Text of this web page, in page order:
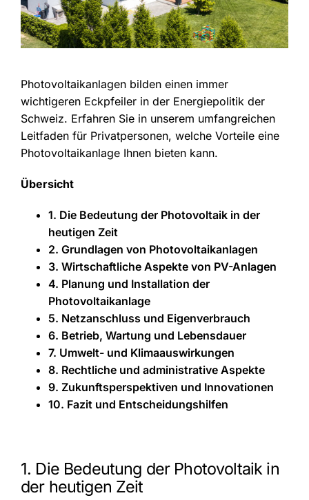
Photovoltaikanlagen bilden einen immer
wichtigeren Eckpfeiler in der Energiepolitik der
Schweiz. Erfahren Sie in unserem umfangreichen
Leitfaden für Privatpersonen, welche Vorteile eine
Photovoltaikanlage Ihnen bieten kann.
Übersicht
1. Die Bedeutung der Photovoltaik in der
heutigen Zeit
2. Grundlagen von Photovoltaikanlagen
3. Wirtschaftliche Aspekte von PV-Anlagen
4. Planung und Installation der
Photovoltaikanlage
5. Netzanschluss und Eigenverbrauch
6. Betrieb, Wartung und Lebensdauer
7. Umwelt- und Klimaauswirkungen
8. Rechtliche und administrative Aspekte
9. Zukunftsperspektiven und Innovationen
10. Fazit und Entscheidungshilfen
1. Die Bedeutung der Photovoltaik in
der heutigen Zeit